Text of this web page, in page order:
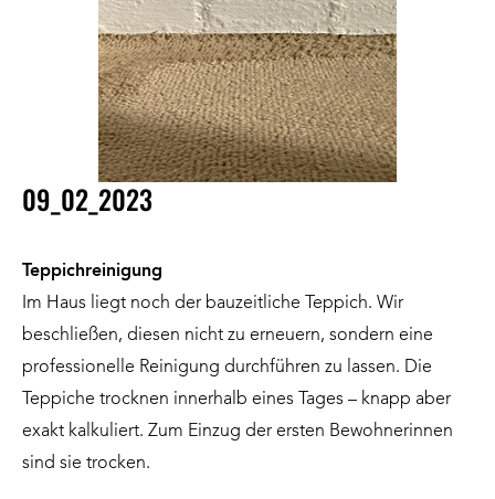
09_02_2023
Teppichreinigung
Im Haus liegt noch der bauzeitliche Teppich. Wir
beschließen, diesen nicht zu erneuern, sondern eine
professionelle Reinigung durchführen zu lassen. Die
Teppiche trocknen innerhalb eines Tages – knapp aber
exakt kalkuliert. Zum Einzug der ersten Bewohnerinnen
sind sie trocken.